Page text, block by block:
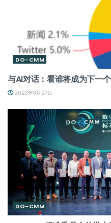
DO-CMM
与AI对话：看谁将成为下一
2023年3月27日
DO-CMM